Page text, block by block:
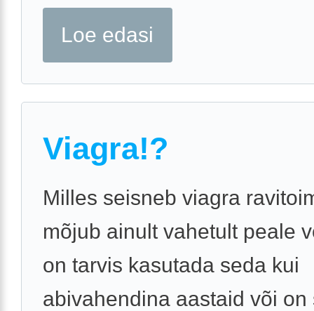
Loe edasi
Viagra!?
Milles seisneb viagra
mõjub ainult vahetult peale
on tarvis kasutada seda kui
abivahendina aastaid või on